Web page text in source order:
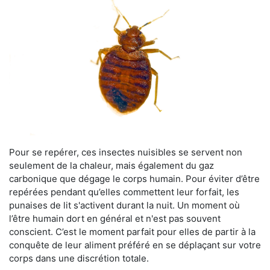
Pour se repérer, ces insectes nuisibles se servent non
seulement de la chaleur, mais également du gaz
carbonique que dégage le corps humain. Pour éviter d’être
repérées pendant qu’elles commettent leur forfait, les
punaises de lit s'activent durant la nuit. Un moment où
l’être humain dort en général et n'est pas souvent
conscient. C’est le moment parfait pour elles de partir à la
conquête de leur aliment préféré en se déplaçant sur votre
corps dans une discrétion totale.